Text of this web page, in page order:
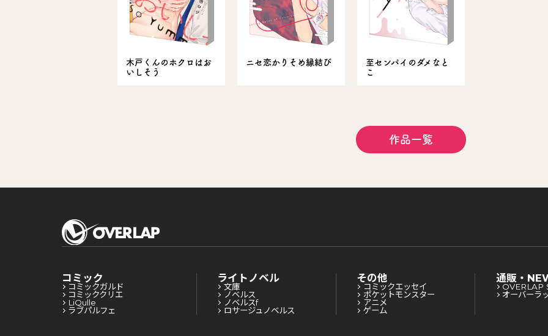
木戸くんのホクロはお
いしそう
ニセ恋かりそめ縁結び
至センパイのダメなと
こ
作品一覧
コミック
コミックガルド
コミッククリエ
LiQulle
ラブパルフェ
ライトノベル
文庫
ノベルス
ノベルスf
ロサージュノベルス
その他
コミックエッセイ
ポケットモンスター
アニメ
ゲーム
通販・
OVERLAP
オーバーラ